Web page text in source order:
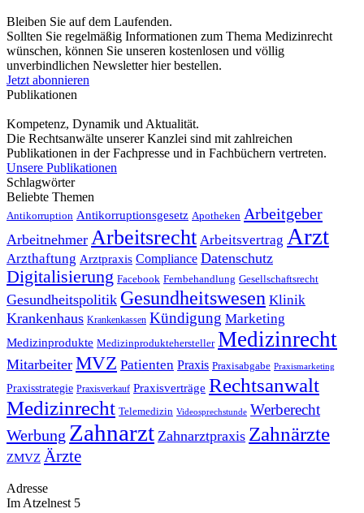
Bleiben Sie auf dem Laufenden.
Sollten Sie regelmäßig Informationen zum Thema Medizinrecht
wünschen, können Sie unseren kostenlosen und völlig
unverbindlichen Newsletter hier bestellen.
Jetzt abonnieren
Publikationen
Kompetenz, Dynamik und Aktualität.
Die Rechtsanwälte unserer Kanzlei sind mit zahlreichen
Publikationen in der Fachpresse und in Fachbüchern vertreten.
Unsere Publikationen
Schlagwörter
Beliebte Themen
Antikorruption Antikorruptionsgesetz Apotheken Arbeitgeber
Arbeitnehmer Arbeitsrecht Arbeitsvertrag Arzt
Arzthaftung Arztpraxis Compliance Datenschutz
Digitalisierung Facebook Fernbehandlung Gesellschaftsrecht
Gesundheitspolitik Gesundheitswesen Klinik
Krankenhaus Krankenkassen Kündigung Marketing
Medizinprodukte Medizinproduktehersteller Medizinrecht
Mitarbeiter MVZ Patienten Praxis Praxisabgabe Praxismarketing
Praxisstrategie Praxisverkauf Praxisverträge Rechtsanwalt
Medizinrecht Telemedizin Videosprechstunde Werberecht
Werbung Zahnarzt Zahnarztpraxis Zahnärzte
ZMVZ Ärzte
Adresse
Im Atzelnest 5